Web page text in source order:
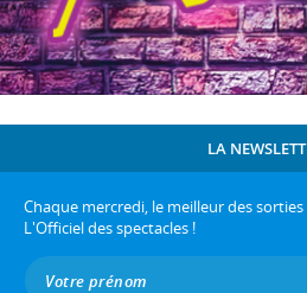
LA
Chaque mercredi, le meilleur des
L'Officiel des spectacles !